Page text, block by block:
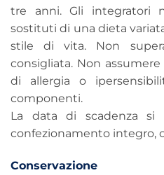
tre anni. Gli integratori
sostituti di una dieta
stile di vita. Non
consigliata. Non
di allergia o
componenti.
La data di scadenza si
confezionamento integro,
Conservazione